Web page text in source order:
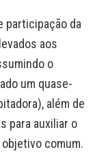
participação da
aos
o
um quase-
além de
para auxiliar o
comum.